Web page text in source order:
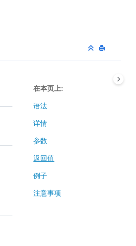
在本页上
语法
详情
参数
返回值
例子
注意事项